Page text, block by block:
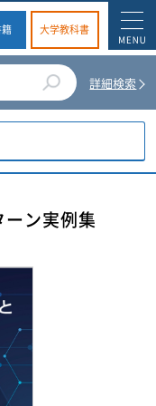
大学教科書
詳細検索
ン実例集